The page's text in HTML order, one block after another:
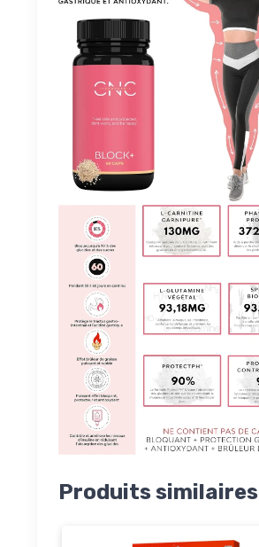
Produits similaires